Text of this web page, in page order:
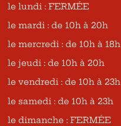
le lundi : FERMÉE
le mardi : de 10h à 20h
le mercredi : de 10h à 18h
le jeudi : de 10h à 20h
le vendredi : de 10h à 23h
le samedi : de 10h à 23h
le dimanche : FERMÉE